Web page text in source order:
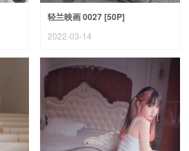
轻兰映画 0027 [50P]
2022-03-14